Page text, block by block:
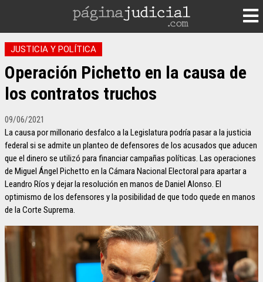
JUSTICIA Y POLÍTICA
Operación Pichetto en la causa de
los contratos truchos
09/06/2021
La causa por millonario desfalco a la Legislatura podría pasar a la justicia
federal si se admite un planteo de defensores de los acusados que aducen
que el dinero se utilizó para financiar campañas políticas. Las operaciones
de Miguel Ángel Pichetto en la Cámara Nacional Electoral para apartar a
Leandro Ríos y dejar la resolución en manos de Daniel Alonso. El
optimismo de los defensores y la posibilidad de que todo quede en manos
de la Corte Suprema.